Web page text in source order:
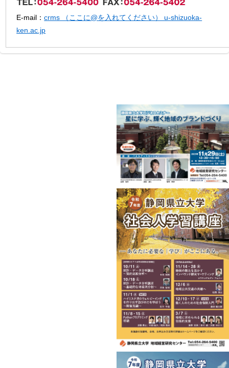
E-mail：crms （ここに@を入れてください） u-shizuoka-
ken.ac.jp